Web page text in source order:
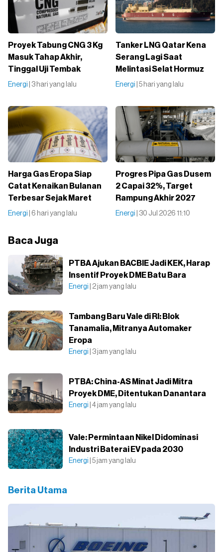
Proyek Tabung CNG 3 Kg
Masuk Tahap Akhir,
Tinggal Uji Tembak
Energi | 3 hari yang lalu
Tanker LNG Qatar Kena
Serang Lagi Saat
Melintasi Selat Hormuz
Energi | 5 hari yang lalu
Harga Gas Eropa Siap
Catat Kenaikan Bulanan
Terbesar Sejak Maret
Energi | 6 hari yang lalu
Progres Pipa Gas Dusem
2 Capai 32%, Target
Rampung Akhir 2027
Energi | 30 Jul 2026 11:10
Baca Juga
PTBA Ajukan BACBIE Jadi KEK, Harap
Insentif Proyek DME Batu Bara
Energi | 2 jam yang lalu
Tambang Baru Vale di RI: Blok
Tanamalia, Mitranya Automaker
Eropa
Energi | 3 jam yang lalu
PTBA: China-AS Minat Jadi Mitra
Proyek DME, Ditentukan Danantara
Energi | 4 jam yang lalu
Vale: Permintaan Nikel Didominasi
Industri Baterai EV pada 2030
Energi | 5 jam yang lalu
Berita Utama